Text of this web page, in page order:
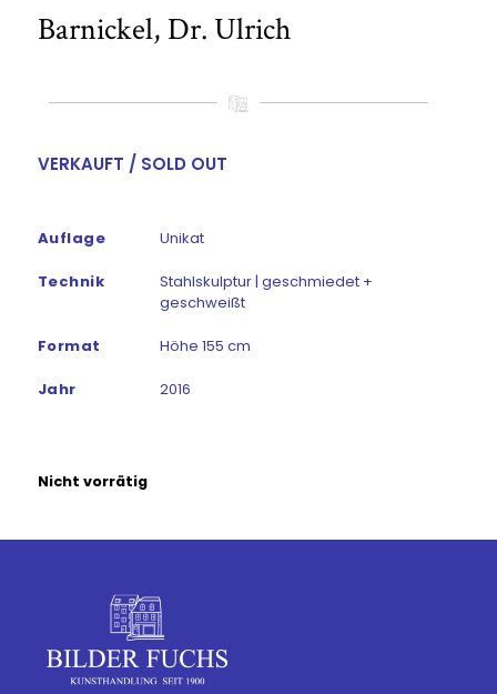
Barnickel, Dr. Ulrich
VERKAUFT / SOLD OUT
Auflage Unikat
Technik
Stahlskulptur | geschmiedet +
geschweißt
Format Höhe 155 cm
Jahr 2016
Nicht vorrätig